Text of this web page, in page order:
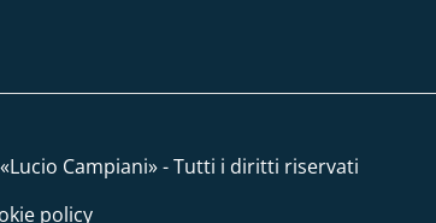
Campiani» - Tutti i diritti riservati
policy